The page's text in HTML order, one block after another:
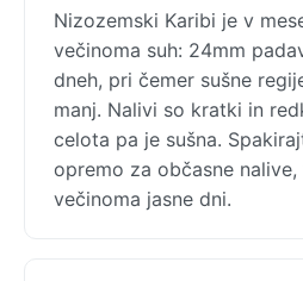
Nizozemski Karibi je v
večinoma suh: 24mm
dneh, pri čemer sušne
manj. Nalivi so kratki in
celota pa je sušna.
opremo za občasne
večinoma jasne dni.